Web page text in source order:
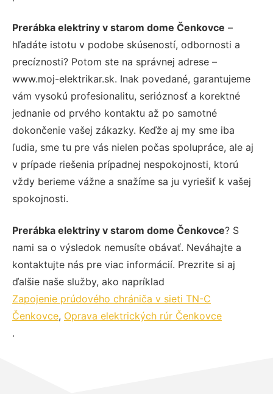
Prerábka elektriny v starom dome Čenkovce –
hľadáte istotu v podobe skúseností, odbornosti a
precíznosti? Potom ste na správnej adrese –
www.moj-elektrikar.sk. Inak povedané, garantujeme
vám vysokú profesionalitu, serióznosť a korektné
jednanie od prvého kontaktu až po samotné
dokončenie vašej zákazky. Keďže aj my sme iba
ľudia, sme tu pre vás nielen počas spolupráce, ale aj
v prípade riešenia prípadnej nespokojnosti, ktorú
vždy berieme vážne a snažíme sa ju vyriešiť k vašej
spokojnosti.
Prerábka elektriny v starom dome Čenkovce? S
nami sa o výsledok nemusíte obávať. Neváhajte a
kontaktujte nás pre viac informácií. Prezrite si aj
ďalšie naše služby, ako napríklad
Zapojenie prúdového chrániča v sieti TN-C
Čenkovce, Oprava elektrických rúr Čenkovce
.